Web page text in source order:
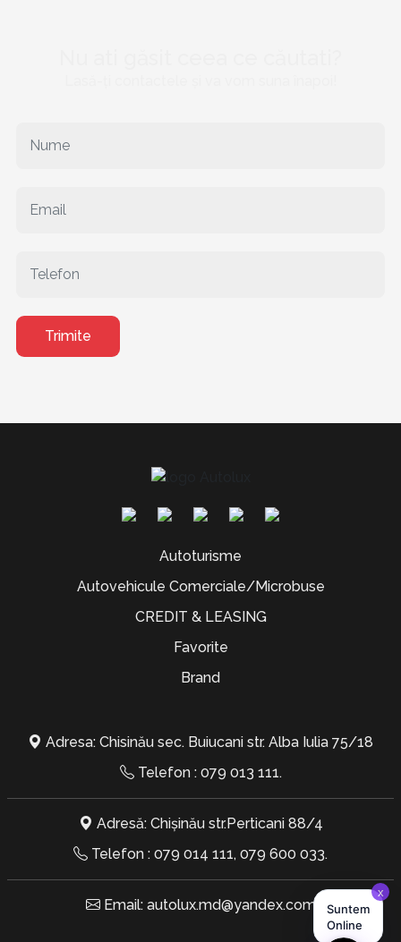
Trimite
Autoturisme
Autovehicule Comerciale/Microbuse
CREDIT & LEASING
Favorite
Brand
Adresa: Chisinău sec. Buiucani str. Alba Iulia 75/18
Telefon : 079 013 111.
Adresă: Chișinău str.Perticani 88/4
Telefon : 079 014 111, 079 600 033.
Email: autolux.md@yandex.com